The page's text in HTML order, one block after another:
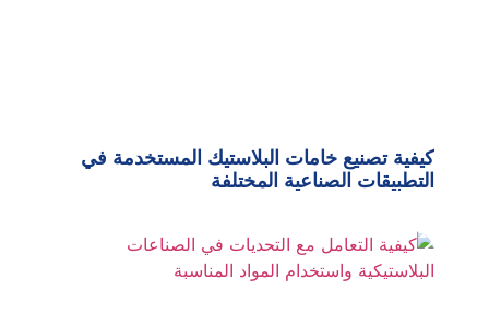
كيفية تصنيع خامات البلاستيك المستخدمة في
التطبيقات الصناعية المختلفة